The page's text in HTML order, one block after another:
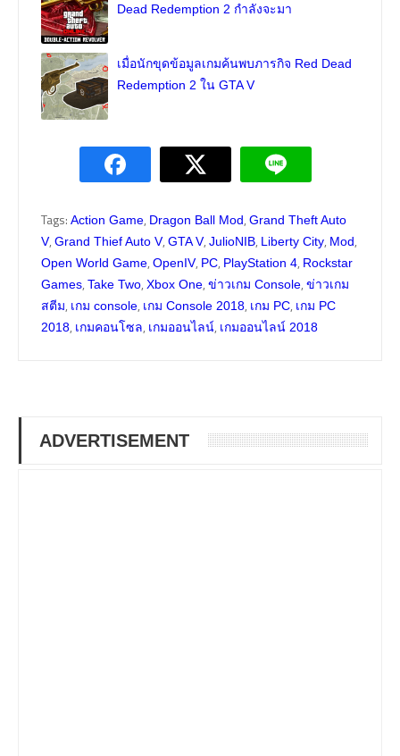
Dead Redemption 2 กำลังจะมา
เมื่อนักขุดข้อมูลเกมค้นพบภารกิจ Red Dead
Redemption 2 ใน GTA V
Tags: Action Game, Dragon Ball Mod, Grand Theft Auto
V, Grand Thief Auto V, GTA V, JulioNIB, Liberty City, Mod,
Open World Game, OpenIV, PC, PlayStation 4, Rockstar
Games, Take Two, Xbox One, ข่าวเกม Console, ข่าวเกม
สตีม, เกม console, เกม Console 2018, เกม PC, เกม PC
2018, เกมคอนโซล, เกมออนไลน์, เกมออนไลน์ 2018
ADVERTISEMENT